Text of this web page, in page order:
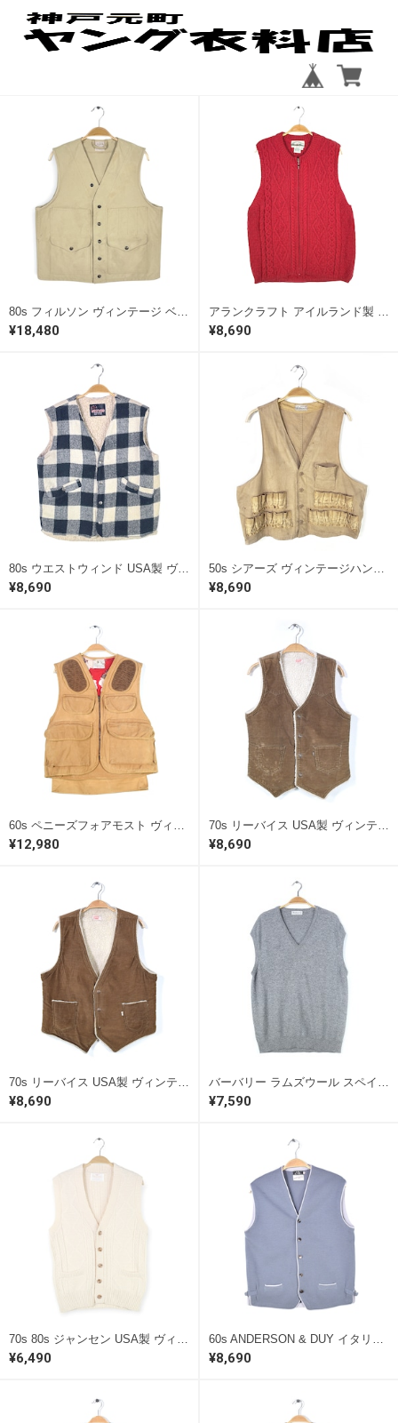
80s フィルソン ヴィンテージ ベスト ダック ハンティングベスト ドライフィニッシュティンクロス FILSON FORESTY SUPPLIERS サイズM相当 古着 CJ0121
¥18,480
アランクラフト アイルランド製 フィッシャーマン ウールベスト ケーブル編み フルジップ ALAN CRAFTS サイズS相当 古着 CJ0117
¥8,690
80s ウエストウィンド USA製 ヴィンテージベスト 白黒 ブロックチェック 内ボア WESTEND サイズL 古着 @CJ0113
¥8,690
50s シアーズ ヴィンテージハンティングベスト ダックベスト ストア系 SEARS サイズS相当 古着 @CJ0111
¥8,690
60s ペニーズフォアモスト ヴィンテージハンティングベスト ブラウンダック ショルダーパッチ 内フランネル PENNEYS FOREMOST 古着 @CCJ1033
¥12,980
70s リーバイス USA製 ヴィンテージボアベスト ランチベスト スモールe コーデュロイ ブラウン サイズS levis 古着 @CJ0110
¥8,690
70s リーバイス USA製 ヴィンテージボアベスト ランチベスト スモールe コーデュロイ ブラウン サイズL levis 古着 @CJ0109
¥8,690
バーバリー ラムズウール スペイン製 ベスト グレー Vネック ウールベスト BURBERRYS OF LONDON サイズL相当 古着 @CJ0102
¥7,590
70s 80s ジャンセン USA製 ヴィンテージウールベスト ケーブル編み ホワイト 生成り サイズM 古着 @CJ0100
¥6,490
60s ANDERSON & DUY イタリー製 ヴィンテージベスト ウール グレー EBI サイズM 古着 @CJ0099
¥8,690